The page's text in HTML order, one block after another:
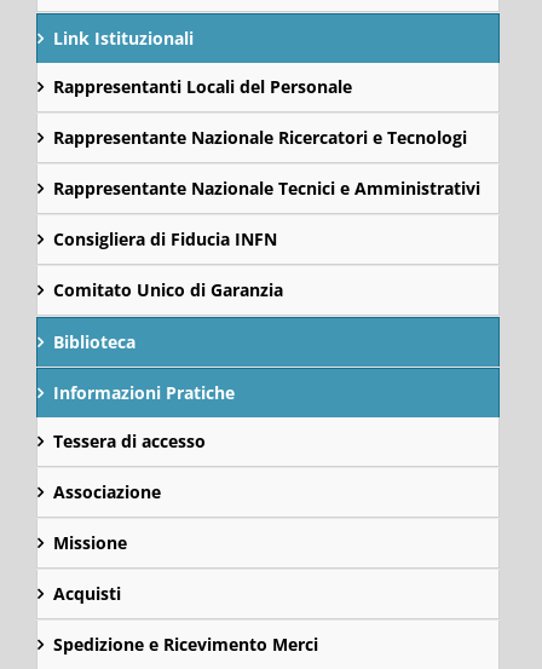
Link Istituzionali
Rappresentanti Locali del Personale
Rappresentante Nazionale Ricercatori e Tecnologi
Rappresentante Nazionale Tecnici e Amministrativi
Consigliera di Fiducia INFN
Comitato Unico di Garanzia
Biblioteca
Informazioni Pratiche
Tessera di accesso
Associazione
Missione
Acquisti
Spedizione e Ricevimento Merci